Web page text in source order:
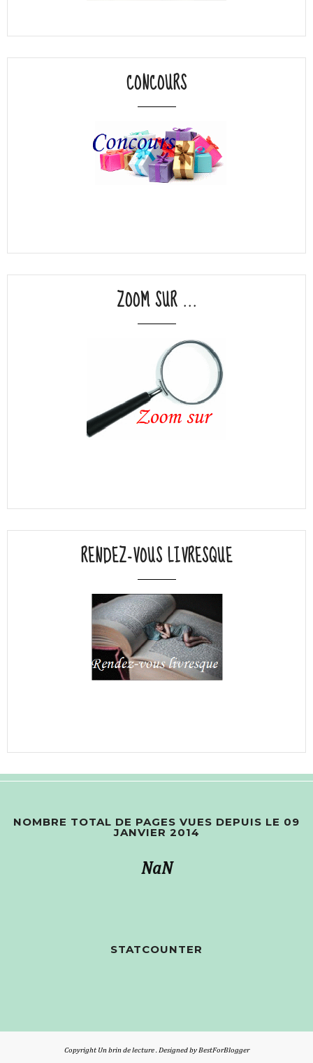
CONCOURS
ZOOM SUR ...
RENDEZ-VOUS LIVRESQUE
NOMBRE TOTAL DE PAGES VUES DEPUIS LE 09
JANVIER 2014
NaN
STATCOUNTER
Copyright Un brin de lecture. Designed by BestForBlogger